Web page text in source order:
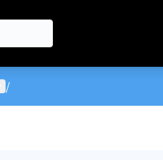
d'usuari
/